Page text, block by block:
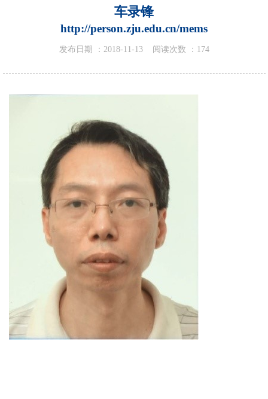
车录锋
http://person.zju.edu.cn/mems
发布日期 ： 2018-11-13阅读次数 ： 174